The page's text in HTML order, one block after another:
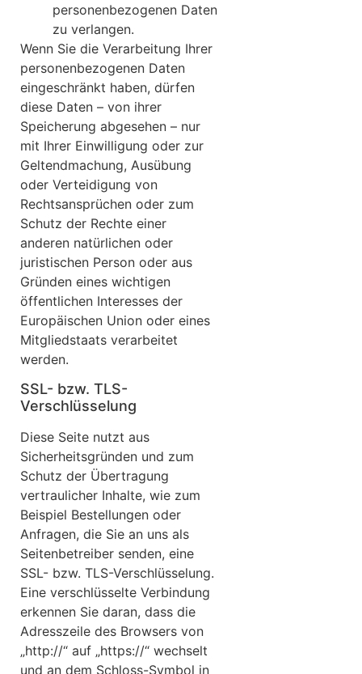
personenbezogenen Daten
zu verlangen.
Wenn Sie die Verarbeitung Ihrer
personenbezogenen Daten
eingeschränkt haben, dürfen
diese Daten – von ihrer
Speicherung abgesehen – nur
mit Ihrer Einwilligung oder zur
Geltendmachung, Ausübung
oder Verteidigung von
Rechtsansprüchen oder zum
Schutz der Rechte einer
anderen natürlichen oder
juristischen Person oder aus
Gründen eines wichtigen
öffentlichen Interesses der
Europäischen Union oder eines
Mitgliedstaats verarbeitet
werden.
SSL- bzw. TLS-
Verschlüsselung
Diese Seite nutzt aus
Sicherheitsgründen und zum
Schutz der Übertragung
vertraulicher Inhalte, wie zum
Beispiel Bestellungen oder
Anfragen, die Sie an uns als
Seitenbetreiber senden, eine
SSL- bzw. TLS-Verschlüsselung.
Eine verschlüsselte Verbindung
erkennen Sie daran, dass die
Adresszeile des Browsers von
„http://“ auf „https://“ wechselt
und an dem Schloss-Symbol in